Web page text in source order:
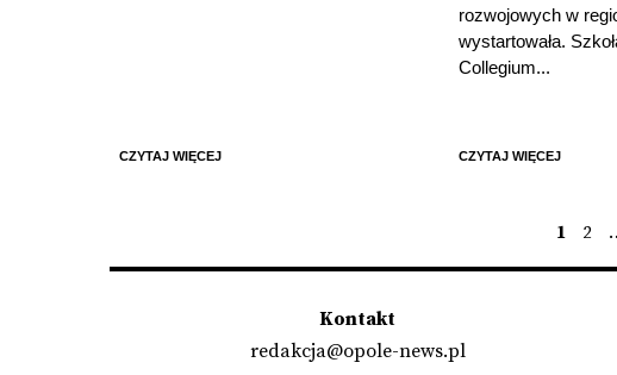
CZYTAJ WIĘCEJ
rozwojowych w
wystartowała.
Collegium...
CZYTAJ WIĘCEJ
1 2
Kontakt
redakcja@opole-news.pl